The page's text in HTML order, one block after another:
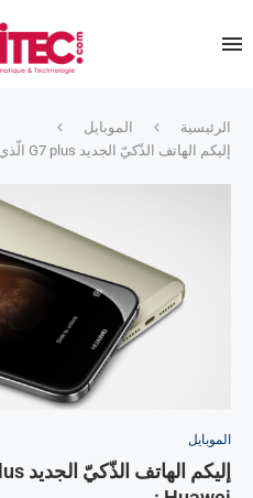
الرئيسية
الموبايل
إليكم الهاتف الذّكيّ الجديد G7 plus الّذي أعلنت عنه Huawei :
الموبايل